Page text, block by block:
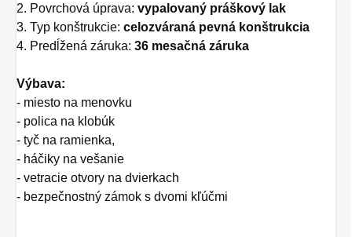
2. Povrchová úprava: vypalovaný práškový lak
3. Typ konštrukcie: celozváraná pevná konštrukcia
4. Predĺžená záruka: 36 mesačná záruka
Výbava:
- miesto na menovku
- polica na klobúk
- tyč na ramienka,
- háčiky na vešanie
- vetracie otvory na dvierkach
- bezpečnostný zámok s dvomi kľúčmi